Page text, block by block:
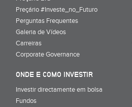
Preçário #Investe_no_Futuro
Perguntas Frequentes
Galeria de Vídeos
Carreiras
Corporate Governance
ONDE E COMO INVESTIR
Investir directamente em bolsa
Fundos